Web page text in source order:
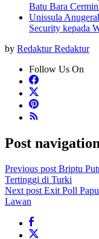
Batu Bara
Unissula
Security kepada
by Redaktur Redaktur
Follow Us On
Post navigation
Previous post Briptu
Tertinggi di Turki
Next post Exit Poll
Lawan